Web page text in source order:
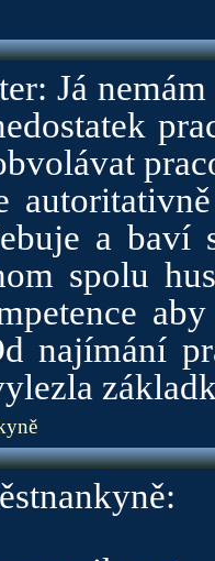
Já
a baví
spolu
najímání